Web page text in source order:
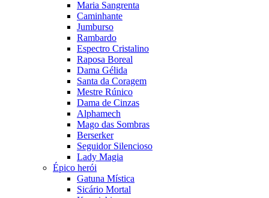
Maria Sangrenta
Caminhante
Jumburso
Rambardo
Espectro Cristalino
Raposa Boreal
Dama Gélida
Santa da Coragem
Mestre Rúnico
Dama de Cinzas
Alphamech
Mago das Sombras
Berserker
Seguidor Silencioso
Lady Magia
Épico herói
Gatuna Mística
Sicário Mortal